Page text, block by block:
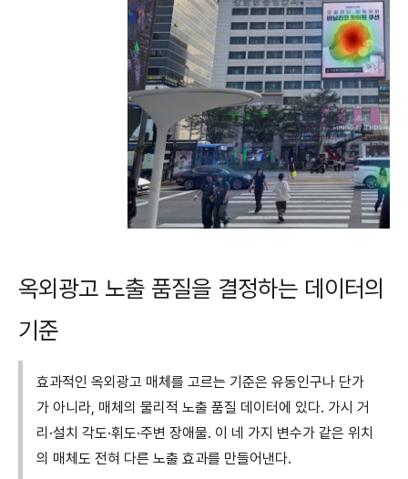
옥외광고 노출 품질을 결정하는 데이터의
기준
효과적인 옥외광고 매체를 고르는 기준은 유동인구나 단가
가 아니라, 매체의 물리적 노출 품질 데이터에 있다. 가시 거
리·설치 각도·휘도·주변 장애물. 이 네 가지 변수가 같은 위치
의 매체도 전혀 다른 노출 효과를 만들어낸다.